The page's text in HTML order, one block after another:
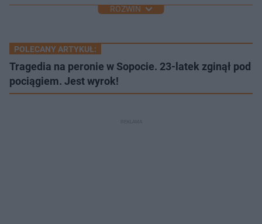
ROZWIŃ
POLECANY ARTYKUŁ:
Tragedia na peronie w Sopocie. 23-latek zginął pod
pociągiem. Jest wyrok!